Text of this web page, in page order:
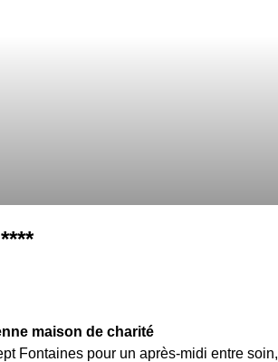
maison de charité
Fontaines pour un après-midi entre soin,